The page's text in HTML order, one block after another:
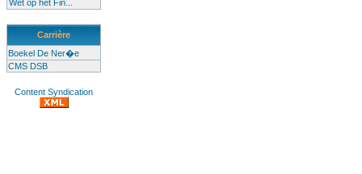
Wet op het Fin...
Carrière
Boekel De Ner�e
CMS DSB
Content Syndication